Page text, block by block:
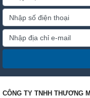
CÔNG TY TNHH THƯƠNG